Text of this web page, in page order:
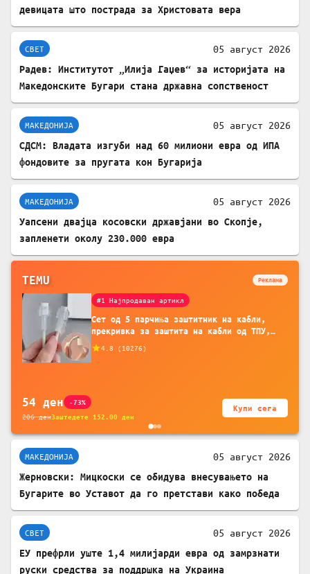
девицата што пострада за Христовата вера
СВЕТ 05 август 2026
Радев: Институтот „Илија Гаџев“ за историјата на
Македонските Бугари стана државна сопственост
МАКЕДОНИЈА 05 август 2026
СДСМ: Владата изгуби над 60 милиони евра од ИПА
фондовите за пругата кон Бугарија
МАКЕДОНИЈА 05 август 2026
Уапсени двајца косовски државјани во Скопје,
запленети околу 230.000 евра
TEMU Реклама
#1 Најпродаван артикл
Сет од 5 парчиња заштитник на кабли,
прекривка за заштита на кабли од ТПУ,
додатоци за заштита на кабли, без
батерија, за мобилни телефони, комплет
4.8 ( 10276)
54 ден -73%
206денЗаштедете 152.00 ден
Купи сега
МАКЕДОНИЈА 05 август 2026
Жерновски: Мицкоски се обидува внесувањето на
Бугарите во Уставот да го претстави како победа
СВЕТ 05 август 2026
ЕУ префрли уште 1,4 милијарди евра од замрзнати
руски средства за поддршка на Украина